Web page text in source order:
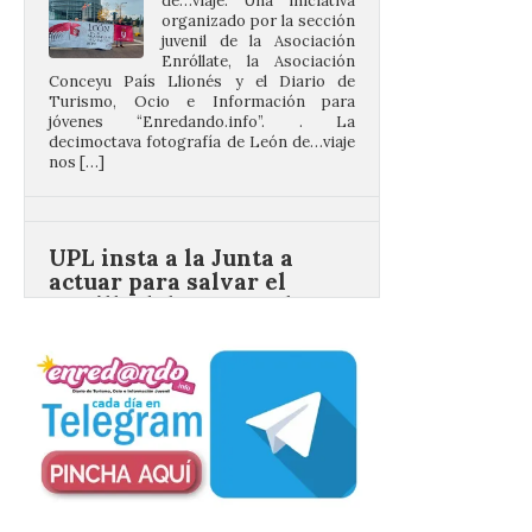
Conceyu País Llionés y el Diario de
Turismo, Ocio e Información para
jóvenes “Enredando.info”. . La
decimoctava fotografía de León de…viaje
nos […]
BIC en estado de ruina
7 Ago 2026
Un Bien de Interés
Cultural abandonado
desde 1949. Los
procuradores leonesistas
plantean que la Junta
contacte cuanto antes con los
propietarios para exigirles medidas